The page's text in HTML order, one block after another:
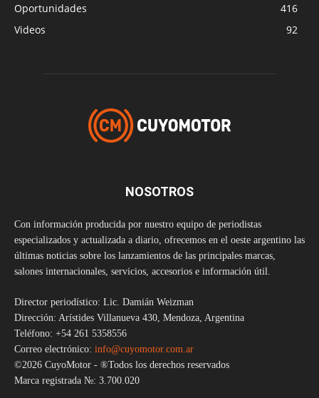
Oportunidades
416
Videos
92
NOSOTROS
Con información producida por nuestro equipo de periodistas
especializados y actualizada a diario, ofrecemos en el oeste argentino las
últimas noticias sobre los lanzamientos de las principales marcas,
salones internacionales, servicios, accesorios e información útil.
Director periodístico: Lic. Damián Weizman
Dirección: Arístides Villanueva 430, Mendoza, Argentina
Teléfono: +54 261 5358556
Correo electrónico: info@cuyomotor.com.ar
©2026 CuyoMotor - ®Todos los derechos reservados
Marca registrada №: 3.700.020